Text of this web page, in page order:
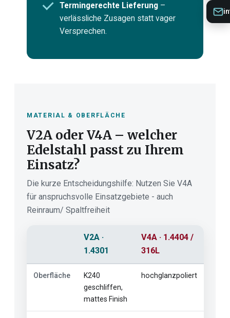
Termingerechte Lieferung –
verlässliche Zusagen statt vager
Versprechen.
MATERIAL & OBERFLÄCHE
V2A oder V4A – welcher
Edelstahl passt zu Ihrem
Einsatz?
Die kurze Entscheidungshilfe: Nutzen Sie V4A
für anspruchsvolle Einsatzgebiete - auch
Reinraum/ Spaltfreiheit
V2A ·
1.4301
V4A · 1.4404 /
316L
Oberfläche
K240
geschliffen,
mattes Finish
hochglanzpoliert